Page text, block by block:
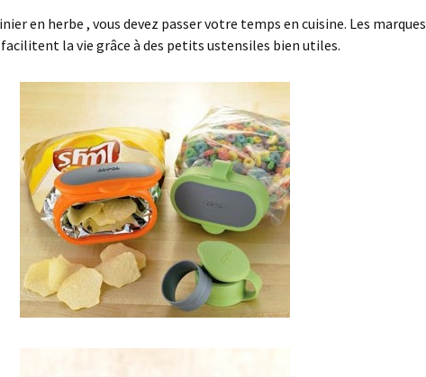
en herbe , vous devez passer votre temps en cuisine. Les marques
la vie grâce à des petits ustensiles bien utiles.